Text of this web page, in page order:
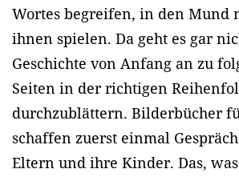
Wortes begreifen, in den Mund
ihnen spielen. Da geht es gar
Geschichte von Anfang an zu
Seiten in der richtigen
durchzublättern. Bilderbücher
schaffen zuerst einmal
Eltern und ihre Kinder. Das,